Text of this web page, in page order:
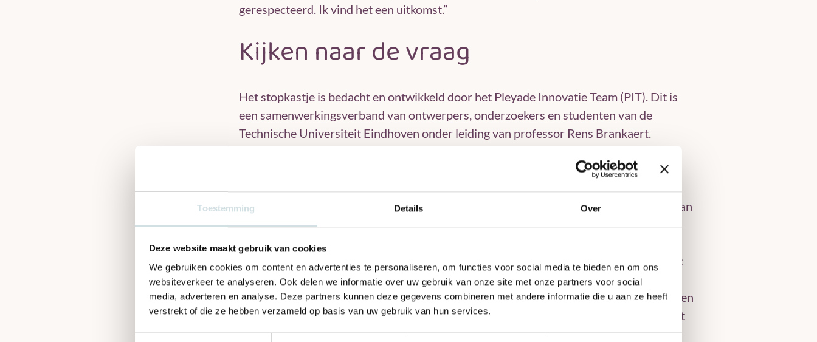
Toestemming Details Over
Deze website maakt gebruik van cookies
We gebruiken cookies om content en advertenties te personaliseren, om functies voor social media te bieden en om ons
websiteverkeer te analyseren. Ook delen we informatie over uw gebruik van onze site met onze partners voor social
media, adverteren en analyse. Deze partners kunnen deze gegevens combineren met andere informatie die u aan ze heeft
verstrekt of die ze hebben verzameld op basis van uw gebruik van hun services.
gerespecteerd. Ik vind het een uitkomst.”
Kijken naar de vraag
Het stopkastje is bedacht en ontwikkeld door het Pleyade Innovatie Team (PIT). Dit is
een samenwerkingsverband van ontwerpers, onderzoekers en studenten van de
Technische Universiteit Eindhoven onder leiding van professor Rens Brankaert.
praktisch vertaalbaar is. En ook de bewoners zelf en hun familie denken mee. “PIT is in
het leven geroepen om met technologische en sociale innovaties bij te dragen aan de
zelfredzaamheid en het welzijn van de bewoner bij Pleyade”, legt Marjanne Huizinga van
PIT uit. “We creëren samen met de bewoner en zijn naasten praktisch toepasbare
oplossingen die het verschil maken.”
Uitgangspunt voor iedere innovatie van PIT is de behoefte van de bewoner. Marjanne:
“Voorheen werden vaak innovaties aangekocht; bestaande technologie die in de
organisatie ingezet kon worden. Maar in de praktijk zagen we dat veel van die producten
toch in de kast belandden. En dat kwam eigenlijk omdat die werden aangeschaft vanuit
het product en niet vanuit de behoefte. Als PIT pakken we dat anders aan. Wij kijken